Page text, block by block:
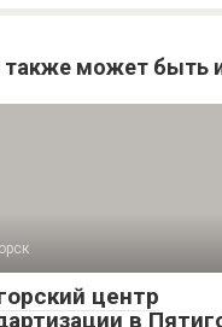
может быть
центр
в